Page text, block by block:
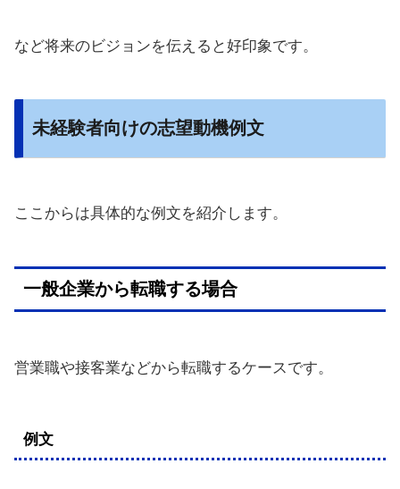
など将来のビジョンを伝えると好印象です。
未経験者向けの志望動機例文
ここからは具体的な例文を紹介します。
一般企業から転職する場合
営業職や接客業などから転職するケースです。
例文